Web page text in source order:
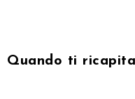
Quando ti ricapita